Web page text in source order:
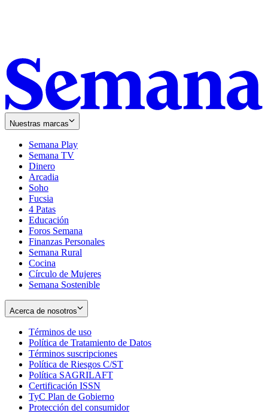
Nuestras marcas
Semana Play
Semana TV
Dinero
Arcadia
Soho
in
new
window
Fucsia
in
new
window
4 Patas
Educación
Foros Semana
Finanzas Personales
Semana Rural
Cocina
Círculo de Mujeres
Semana Sostenible
Acerca de nosotros
Términos de uso
in
new
window
Política de Tratamiento de Datos
Términos suscripciones
in
Política de Riesgos C/ST
Política SAGRILAFT
new
window
Certificación ISSN
in
new
TyC Plan de Gobierno
in
Protección del consumidorOpens